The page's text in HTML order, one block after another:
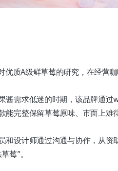
优质A级鲜草莓的研究，在经营
酱需求低迷的时期，该品牌通
能完整保留草莓原味、市面上
和设计师通过沟通与协作，从
莓”。